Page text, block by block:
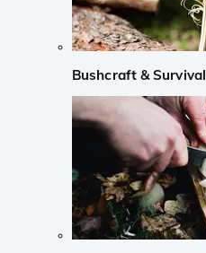
Bushcraft & Survival